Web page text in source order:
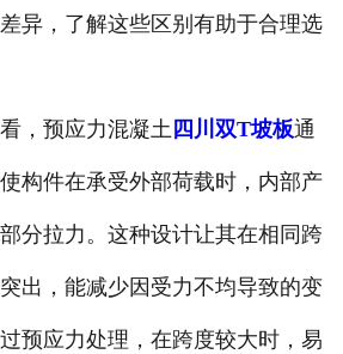
资质荣誉
联系我们
异，了解这些区别有助于合理选
预应力混凝土 四川双T坡板通
构件在承受外部荷载时，内部产
分拉力。这种设计让其在相同跨
出，能减少因受力不均导致的变
预应力处理，在跨度较大时，易